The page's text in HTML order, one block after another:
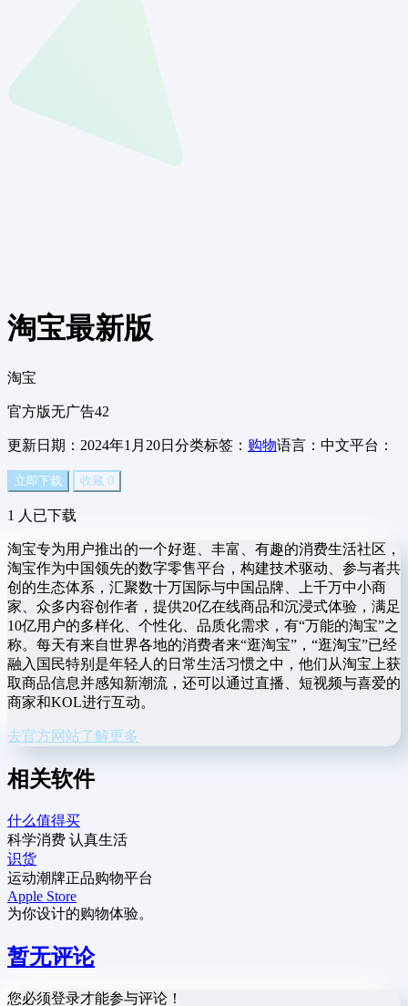
淘宝最新版
淘宝
官方版无广告42
更新日期：2024年1月20日 分类标签： 购物语言：中文平台：
立即下载 收藏 0
1 人已下载
淘宝专为用户推出的一个好逛、丰富、有趣的消费生活社区，
淘宝作为中国领先的数字零售平台，构建技术驱动、参与者共
创的生态体系，汇聚数十万国际与中国品牌、上千万中小商
家、众多内容创作者，提供20亿在线商品和沉浸式体验，满足
10亿用户的多样化、个性化、品质化需求，有“万能的淘宝”之
称。每天有来自世界各地的消费者来“逛淘宝”，“逛淘宝”已经
融入国民特别是年轻人的日常生活习惯之中，他们从淘宝上获
取商品信息并感知新潮流，还可以通过直播、短视频与喜爱的
商家和KOL进行互动。
去官方网站了解更多
相关软件
什么值得买
科学消费 认真生活
识货
运动潮牌正品购物平台
Apple Store
为你设计的购物体验。
暂无评论
您必须登录才能参与评论！